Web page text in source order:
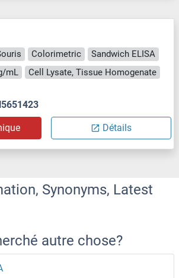
Colorimetric
Sandwich ELISA
mL
Cell Lysate, Tissue Homogenate
Détails
Synonyms, Latest
autre chose?